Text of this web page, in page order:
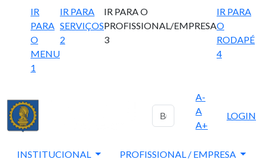
IR
PARA
O
MENU
1
IR PARA
SERVIÇOS
2
IR PARA O
PROFISSIONAL/EMPRESA
3
IR PARA
O
RODAPÉ
4
A-
A
A+
LOGIN
INSTITUCIONAL PROFISSIONAL / EMPRESA